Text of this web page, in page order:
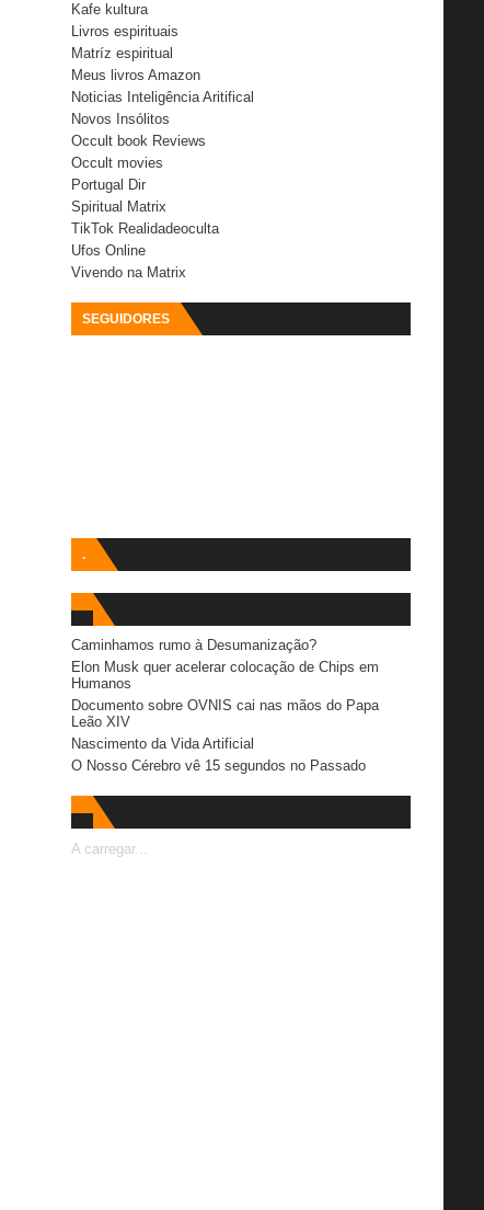
Kafe kultura
Livros espirituais
Matríz espiritual
Meus livros Amazon
Noticias Inteligência Aritifical
Novos Insólitos
Occult book Reviews
Occult movies
Portugal Dir
Spiritual Matrix
TikTok Realidadeoculta
Ufos Online
Vivendo na Matrix
SEGUIDORES
.
Caminhamos rumo à Desumanização?
Elon Musk quer acelerar colocação de Chips em
Humanos
Documento sobre OVNIS cai nas mãos do Papa
Leão XIV
Nascimento da Vida Artificial
O Nosso Cérebro vê 15 segundos no Passado
A carregar...